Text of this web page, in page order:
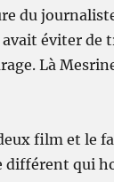
du
éviter de
Là
film et le
différent qui